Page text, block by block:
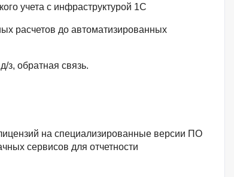
учета с инфраструктурой 1С
расчетов до автоматизированных
з, обратная связь.
на специализированные версии ПО
сервисов для отчетности